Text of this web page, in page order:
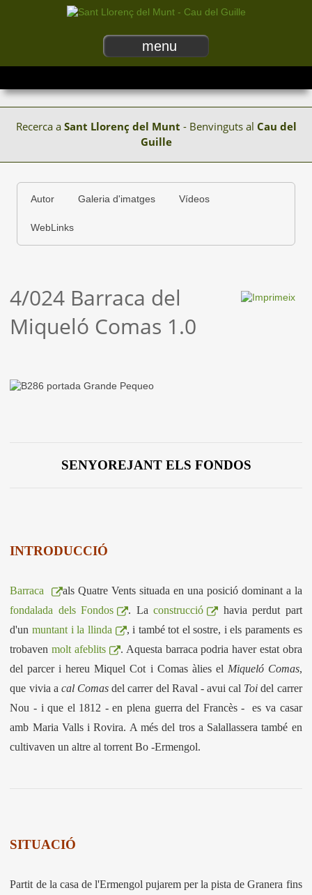
menu
Recerca a Sant Llorenç del Munt - Benvinguts al Cau del
Guille
Autor Galeria d'imatges Vídeos
WebLinks
4/024 Barraca del
Miqueló Comas 1.0
SENYOREJANT ELS FONDOS
INTRODUCCIÓ
Barraca
als Quatre Vents situada en una posició dominant a la
fondalada dels Fondos
. Laconstrucció
havia perdut part
d'unmuntant i la llinda
, i també tot el sostre, i els paraments es
trobavenmolt afeblits
. Aquesta barraca podria haver estat obra
del parcer i hereu Miquel Cot i Comas àlies el Miqueló Comas,
que vivia acal Comas del carrer del Raval - avui cal Toi del carrer
Nou - i que el 1812 - en plena guerra del Francès - es va casar
amb Maria Valls i Rovira. A més del tros a Salallassera també en
cultivaven un altre al torrent Bo -Ermengol.
SITUACIÓ
Partit de la casa de l'Ermengol pujarem per la pista de Granera fins